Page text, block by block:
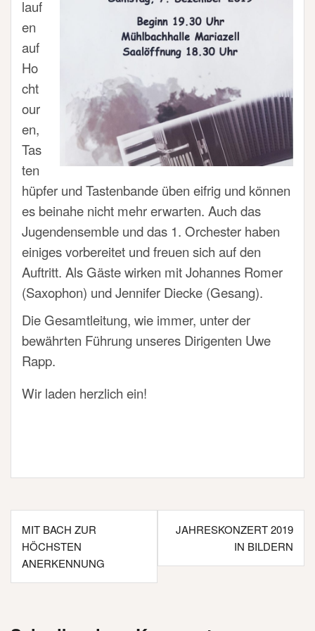
lauf
en
auf
Ho
cht
our
en,
Tas
ten
hüpfer und Tastenbande üben eifrig und können
es beinahe nicht mehr erwarten. Auch das
Jugendensemble und das 1. Orchester haben
einiges vorbereitet und freuen sich auf den
Auftritt. Als Gäste wirken mit Johannes Romer
(Saxophon) und Jennifer Diecke (Gesang).
Die Gesamtleitung, wie immer, unter der
bewährten Führung unseres Dirigenten Uwe
Rapp.
Wir laden herzlich ein!
Beitragsnavigation
MIT BACH ZUR
HÖCHSTEN
ANERKENNUNG
JAHRESKONZERT 2019
IN BILDERN